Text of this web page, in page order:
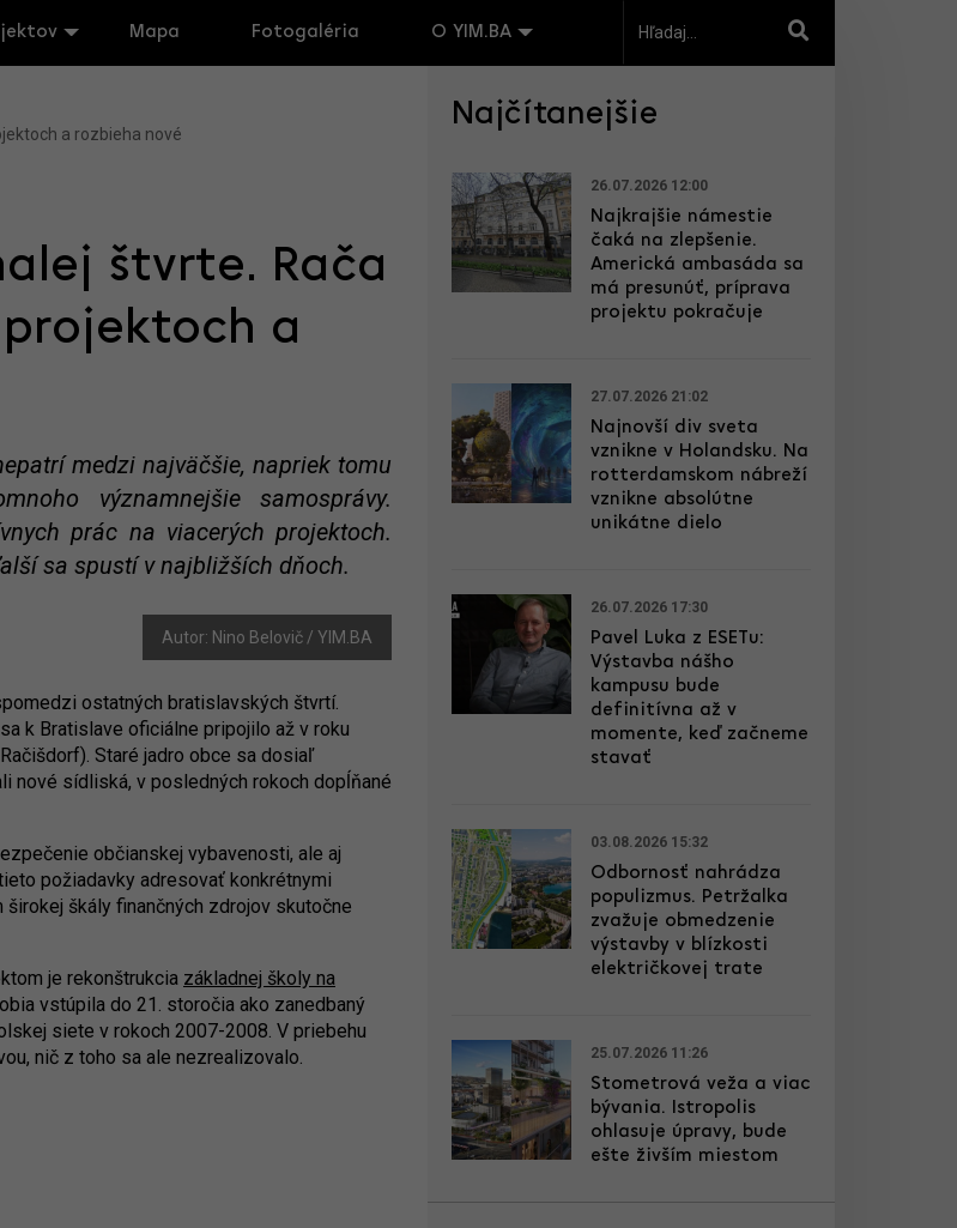
Mapa Fotogaléria O YIM.BA
a rozbieha nové
štvrte. Rača
a
medzi najväčšie, napriek tomu
významnejšie samosprávy.
prác na viacerých projektoch.
sa spustí v najbližších dňoch.
Autor: Nino Belovič / YIM.BA
ostatných bratislavských štvrtí.
k Bratislave oficiálne pripojilo až v roku
Staré jadro obce sa dosiaľ
nové sídliská, v posledných rokoch dopĺňané
občianskej vybavenosti, ale aj
požiadavky adresovať konkrétnymi
škály finančných zdrojov skutočne
je rekonštrukcia základnej školy na
vstúpila do 21. storočia ako zanedbaný
siete v rokoch 2007-2008. V priebehu
nič z toho sa ale nezrealizovalo.
Najčítanejšie
26.07.2026 12:00
Najkrajšie námestie
čaká na zlepšenie.
Americká ambasáda sa
má presunúť, príprava
projektu pokračuje
27.07.2026 21:02
Najnovší div sveta
vznikne v Holandsku. Na
rotterdamskom nábreží
vznikne absolútne
unikátne dielo
26.07.2026 17:30
Pavel Luka z ESETu:
Výstavba nášho
kampusu bude
definitívna až v
momente, keď začneme
stavať
03.08.2026 15:32
Odbornosť nahrádza
populizmus. Petržalka
zvažuje obmedzenie
výstavby v blízkosti
električkovej trate
25.07.2026 11:26
Stometrová veža a viac
bývania. Istropolis
ohlasuje úpravy, bude
ešte živším miestom